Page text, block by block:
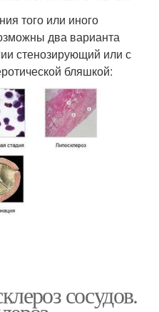
того или иного
два варианта
стенозирующий или с
бляшкой:
сосудов.